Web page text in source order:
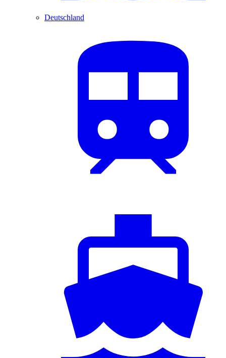
Deutschland